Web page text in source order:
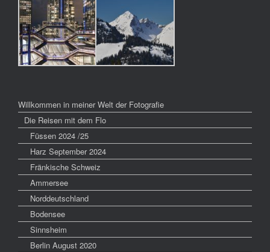
Willkommen in meiner Welt der Fotografie
Die Reisen mit dem Flo
Füssen 2024 /25
Harz September 2024
Fränkische Schweiz
Ammersee
Norddeutschland
Bodensee
Sinnsheim
Berlin August 2020